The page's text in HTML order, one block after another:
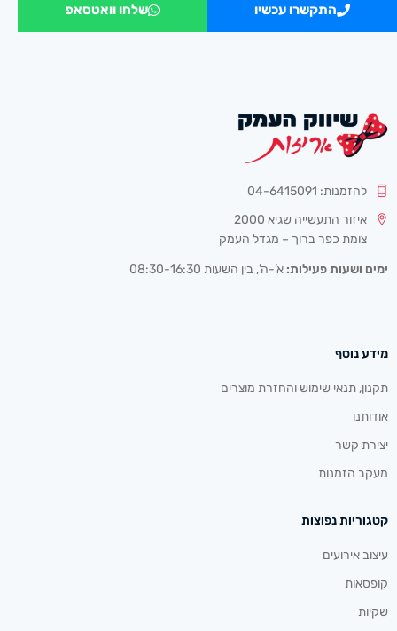
התקשרו עכשיו שלחו וואטסאפ
להזמנות: 04-6415091
איזור התעשייה שגיא 2000
צומת כפר ברוך – מגדל העמק
ימים ושעות פעילות: א’-ה’, בין השעות 08:30-16:30
מידע נוסף
תקנון, תנאי שימוש והחזרת מוצרים
אודותנו
יצירת קשר
מעקב הזמנות
קטגוריות נפוצות
עיצוב אירועים
קופסאות
שקיות